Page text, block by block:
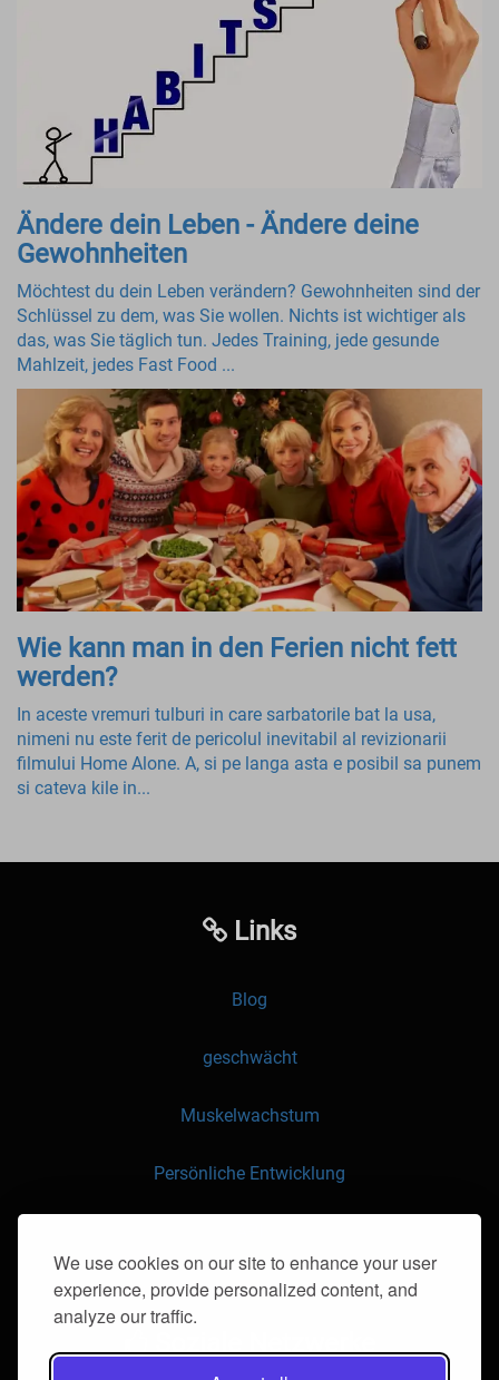
We use cookies on our site to enhance your user
experience, provide personalized content, and
analyze our traffic.
Ändere dein Leben - Ändere deine
Gewohnheiten
Möchtest du dein Leben verändern? Gewohnheiten sind der
Schlüssel zu dem, was Sie wollen. Nichts ist wichtiger als
das, was Sie täglich tun. Jedes Training, jede gesunde
Mahlzeit, jedes Fast Food ...
Wie kann man in den Ferien nicht fett
werden?
In aceste vremuri tulburi in care sarbatorile bat la usa,
nimeni nu este ferit de pericolul inevitabil al revizionarii
filmului Home Alone. A, si pe langa asta e posibil sa punem
si cateva kile in...
Links
Blog
geschwächt
Muskelwachstum
Persönliche Entwicklung
Kontaktieren Sie uns